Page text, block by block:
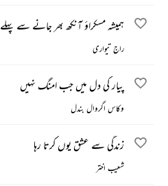
ہمیشہ مسکراؤ آنکھ بھر جانے سے پہلے
راج تیواری
پیار کی دل میں جب امنگ نہیں
وکاس اگروال بندل
زندگی سے عشق یوں کرتا رہا
شعیب اختر